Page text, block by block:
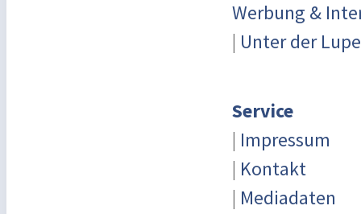
Werbung &
| Unter der Lupe
Service
| Impressum
| Kontakt
| Mediadaten